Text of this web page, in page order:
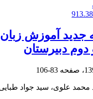
جدید آموزش
دوم دبیرستان
83-106
محمد علوی، سید جواد